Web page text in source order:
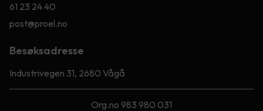
61 23 24 40
post@proel.no
Besøksadresse
Industrivegen 31, 2680 Vågå
Org.no 983 980 031